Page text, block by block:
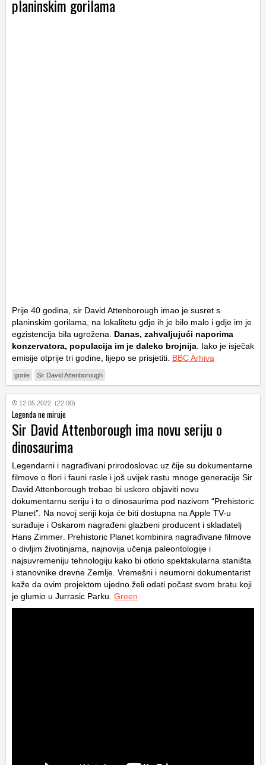
planinskim gorilama
Prije 40 godina, sir David Attenborough imao je susret s
planinskim gorilama, na lokalitetu gdje ih je bilo malo i gdje im je
egzistencija bila ugrožena. Danas, zahvaljujući naporima
konzervatora, populacija im je daleko brojnija. Iako je isječak
emisije otprije tri godine, lijepo se prisjetiti. BBC Arhiva
gorile Sir David Attenborough
12.05.2022. (22:00)
Legenda ne miruje
Sir David Attenborough ima novu seriju o
dinosaurima
Legendarni i nagrađivani prirodoslovac uz čije su dokumentarne
filmove o flori i fauni rasle i još uvijek rastu mnoge generacije Sir
David Attenborough trebao bi uskoro objaviti novu
dokumentarnu seriju i to o dinosaurima pod nazivom “Prehistoric
Planet”. Na novoj seriji koja će biti dostupna na Apple TV-u
surađuje i Oskarom nagrađeni glazbeni producent i skladatelj
Hans Zimmer. Prehistoric Planet kombinira nagrađivane filmove
o divljim životinjama, najnovija učenja paleontologije i
najsuvremeniju tehnologiju kako bi otkrio spektakularna staništa
i stanovnike drevne Zemlje. Vremešni i neumorni dokumentarist
kaže da ovim projektom ujedno želi odati počast svom bratu koji
je glumio u Jurrasic Parku. Green